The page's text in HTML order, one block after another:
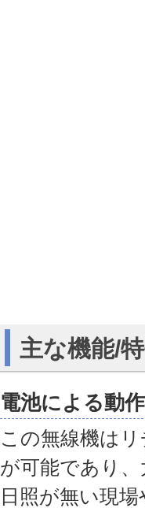
主な機能/
電池による動作
この無線機は
が可能であり
日照が無い現